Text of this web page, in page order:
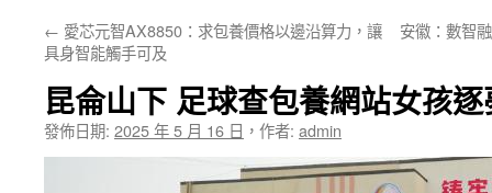
← 愛芯元智AX8850：求包養價格以邊沿算力，讓
具身智能觸手可及
安徽：數智
昆侖山下 足球查包養網站女孩
發佈日期: 2025 年 5 月 16 日 ， 作者: admin